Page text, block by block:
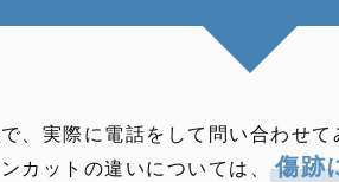
、実際に電話をして問い合わせて
カットの違いについては、傷跡